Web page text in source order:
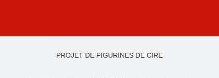
PROJET DE FIGURINES DE CIRE